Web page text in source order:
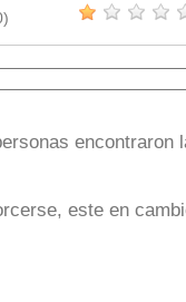
encontraron
este en